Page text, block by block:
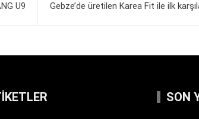
U9
Gebze’de üretilen Karea Fit ile ilk
SON